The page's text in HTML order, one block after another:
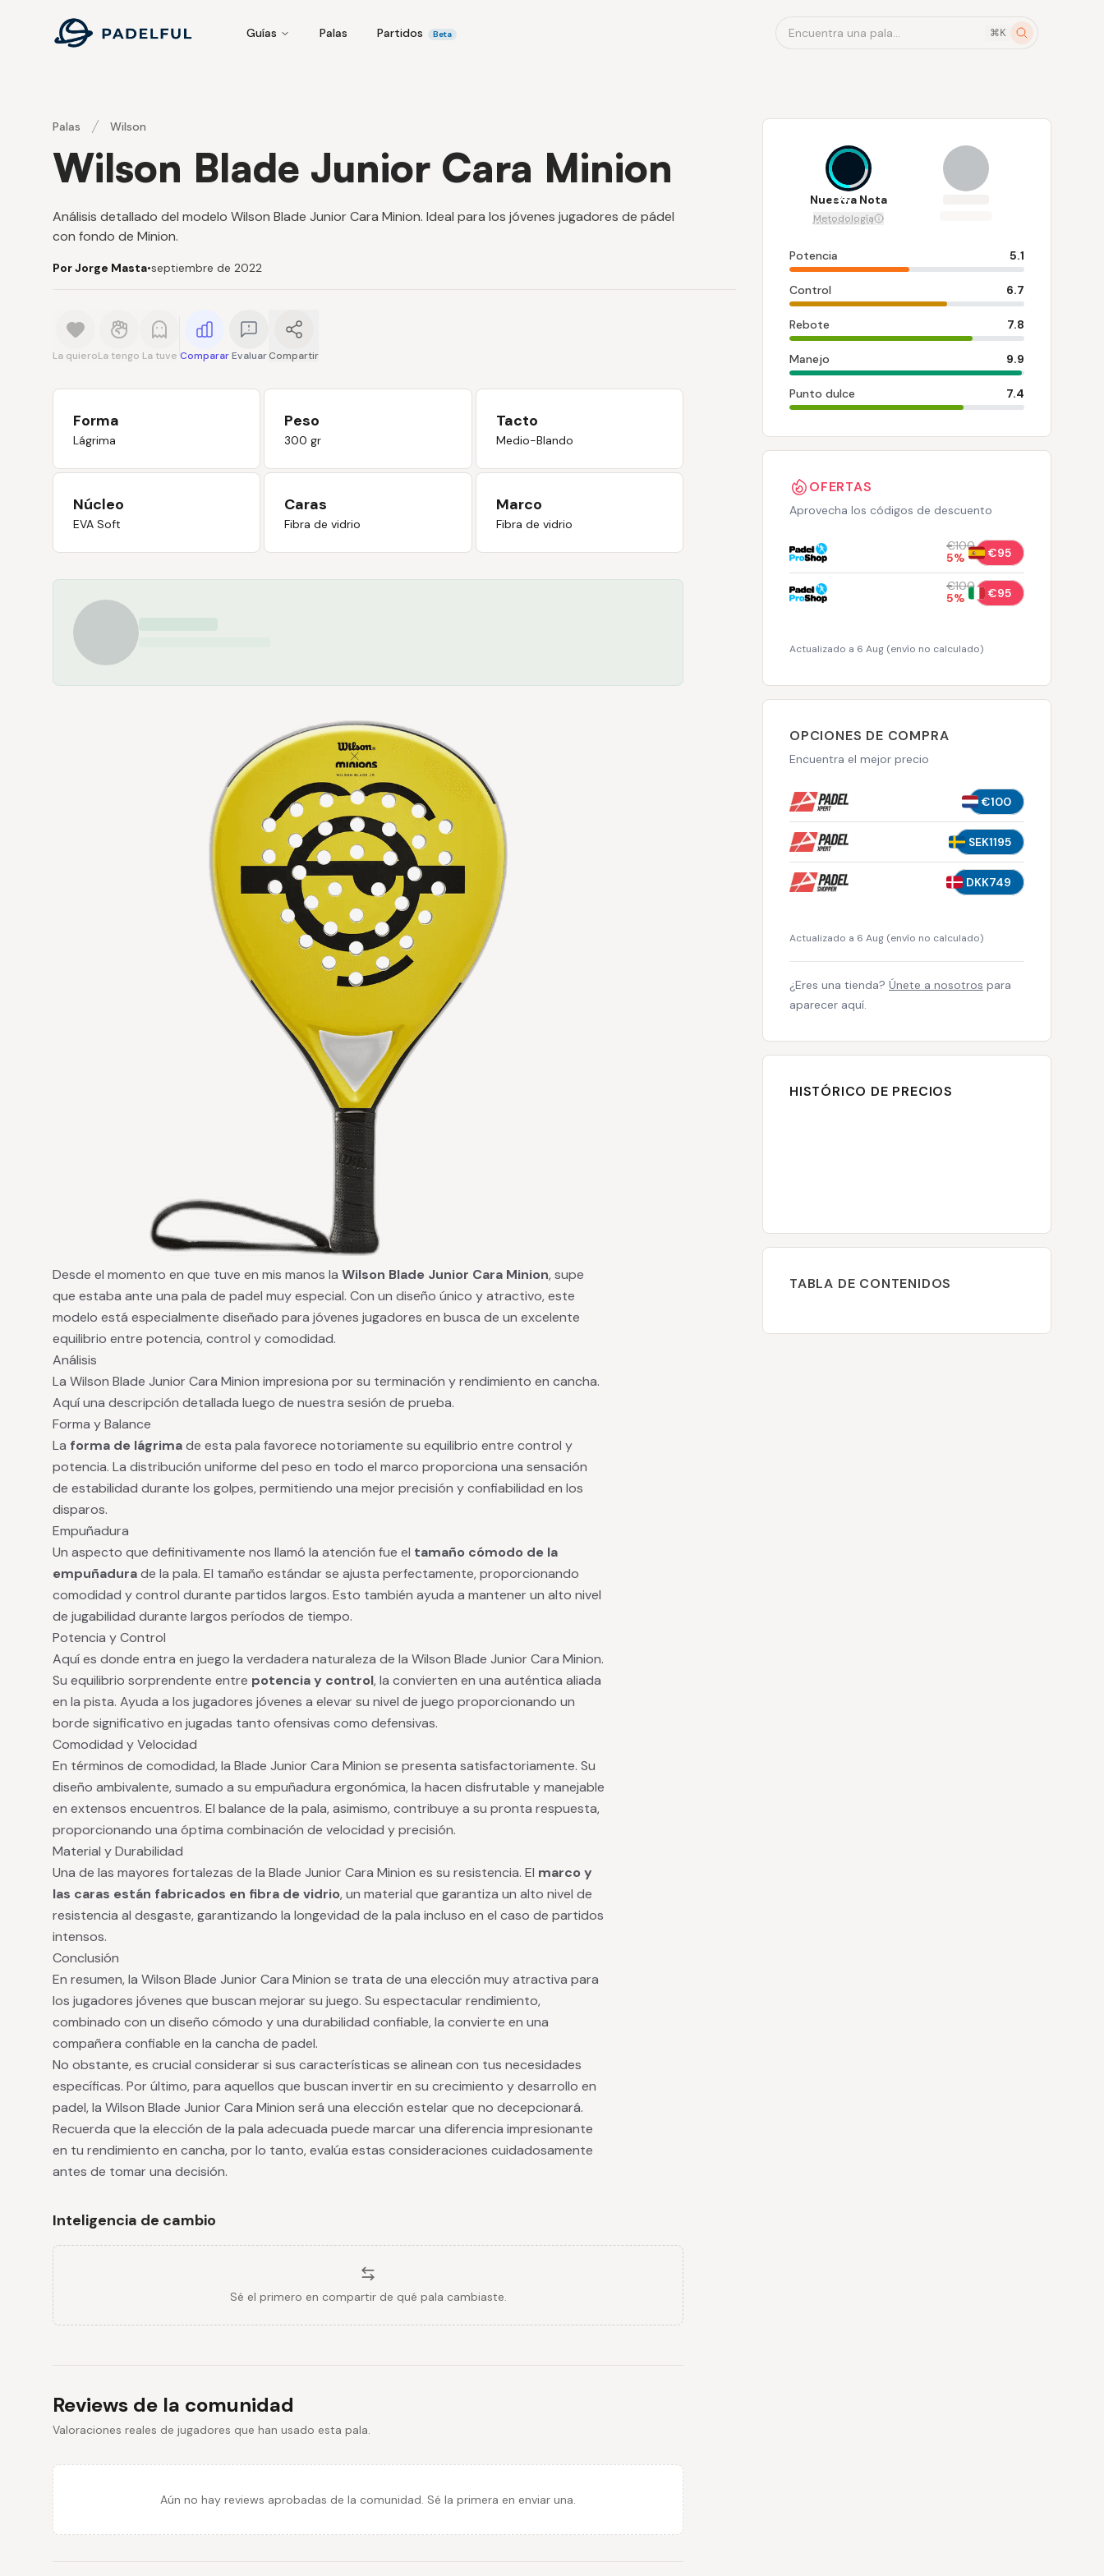
Padelful
Guías Palas Partidos Beta Encuentra una pala... ⌘K
Palas Wilson
Wilson Blade Junior Cara Minion
Análisis detallado del modelo Wilson Blade Junior Cara Minion. Ideal para los jóvenes jugadores de pádel
con fondo de Minion.
Por Jorge Masta•septiembre de 2022
La quieroLa tengo La tuve CompararEvaluar Compartir
Forma
Lágrima
Peso
300 gr
Tacto
Medio-Blando
Núcleo
EVA Soft
Caras
Fibra de vidrio
Marco
Fibra de vidrio
Desde el momento en que tuve en mis manos la Wilson Blade Junior Cara Minion, supe
que estaba ante una pala de padel muy especial. Con un diseño único y atractivo, este
modelo está especialmente diseñado para jóvenes jugadores en busca de un excelente
equilibrio entre potencia, control y comodidad.
Análisis
La Wilson Blade Junior Cara Minion impresiona por su terminación y rendimiento en cancha.
Aquí una descripción detallada luego de nuestra sesión de prueba.
Forma y Balance
La forma de lágrimade esta pala favorece notoriamente su equilibrio entre control y
potencia. La distribución uniforme del peso en todo el marco proporciona una sensación
de estabilidad durante los golpes, permitiendo una mejor precisión y confiabilidad en los
disparos.
Empuñadura
Un aspecto que definitivamente nos llamó la atención fue el tamaño cómodo de la
empuñadurade la pala. El tamaño estándar se ajusta perfectamente, proporcionando
comodidad y control durante partidos largos. Esto también ayuda a mantener un alto nivel
de jugabilidad durante largos períodos de tiempo.
Potencia y Control
Aquí es donde entra en juego la verdadera naturaleza de la Wilson Blade Junior Cara Minion.
Su equilibrio sorprendente entre potencia y control, la convierten en una auténtica aliada
en la pista. Ayuda a los jugadores jóvenes a elevar su nivel de juego proporcionando un
borde significativo en jugadas tanto ofensivas como defensivas.
Comodidad y Velocidad
En términos de comodidad, la Blade Junior Cara Minion se presenta satisfactoriamente. Su
diseño ambivalente, sumado a su empuñadura ergonómica, la hacen disfrutable y manejable
en extensos encuentros. El balance de la pala, asimismo, contribuye a su pronta respuesta,
proporcionando una óptima combinación de velocidad y precisión.
Material y Durabilidad
Una de las mayores fortalezas de la Blade Junior Cara Minion es su resistencia. El marco y
las caras están fabricados en fibra de vidrio, un material que garantiza un alto nivel de
resistencia al desgaste, garantizando la longevidad de la pala incluso en el caso de partidos
intensos.
Conclusión
En resumen, la Wilson Blade Junior Cara Minion se trata de una elección muy atractiva para
los jugadores jóvenes que buscan mejorar su juego. Su espectacular rendimiento,
combinado con un diseño cómodo y una durabilidad confiable, la convierte en una
compañera confiable en la cancha de padel.
No obstante, es crucial considerar si sus características se alinean con tus necesidades
específicas. Por último, para aquellos que buscan invertir en su crecimiento y desarrollo en
padel, la Wilson Blade Junior Cara Minion será una elección estelar que no decepcionará.
Recuerda que la elección de la pala adecuada puede marcar una diferencia impresionante
en tu rendimiento en cancha, por lo tanto, evalúa estas consideraciones cuidadosamente
antes de tomar una decisión.
Inteligencia de cambio
Sé el primero en compartir de qué pala cambiaste.
Reviews de la comunidad
Valoraciones reales de jugadores que han usado esta pala.
Aún no hay reviews aprobadas de la comunidad. Sé la primera en enviar una.
7.4
Nuestra Nota
Metodología
Potencia 5.1
Control 6.7
Rebote 7.8
Manejo 9.9
Punto dulce 7.4
OFERTAS
Aprovecha los códigos de descuento
€100
5% €95
€100
5% €95
Actualizado a 6 Aug (envío no calculado)
OPCIONES DE COMPRA
Encuentra el mejor precio
€100
SEK1195
DKK749
Actualizado a 6 Aug (envío no calculado)
¿Eres una tienda? Únete a nosotros para
aparecer aquí.
HISTÓRICO DE PRECIOS
TABLA DE CONTENIDOS